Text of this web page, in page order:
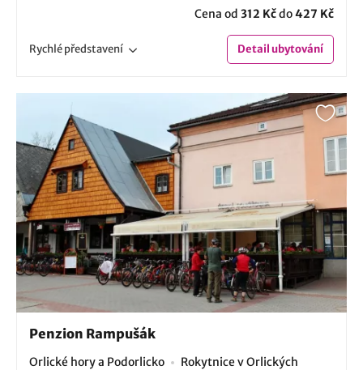
Cena od 312 Kčdo427 Kč
Rychlépředstavení Detailubytování
Penzion Rampušák
Orlické hory a Podorlicko
Rokytnice v Orlických